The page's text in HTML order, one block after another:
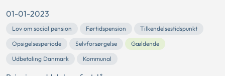
01-01-2023
Lov om social pension Førtidspension
Tilkendelsestidspunkt
Opsigelsesperiode
Selvforsørgelse
Gældende
Udbetaling Danmark
Kommunal